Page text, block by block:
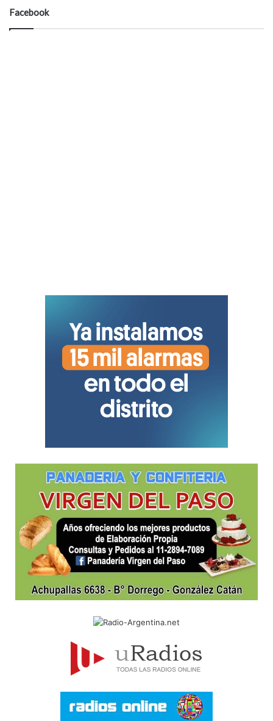
Facebook